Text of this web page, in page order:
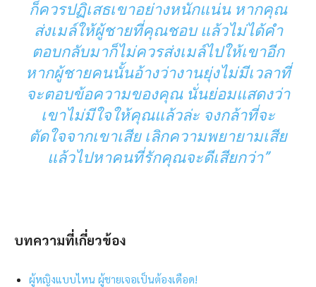
ก็ควรปฏิเสธเขาอย่างหนักแน่น หากคุณ
ส่งเมล์ให้ผู้ชายที่คุณชอบ แล้วไม่ได้คำ
ตอบกลับมาก็ไม่ควรส่งเมล์ไปให้เขาอีก
หากผู้ชายคนนั้นอ้างว่างานยุ่งไม่มีเวลาที่
จะตอบข้อความของคุณ นั่นย่อมแสดงว่า
เขาไม่มีใจให้คุณแล้วล่ะ จงกล้าที่จะ
ตัดใจจากเขาเสีย เลิกความพยายามเสีย
แล้วไปหาคนที่รักคุณจะดีเสียกว่า”
บทความที่เกี่ยวข้อง
ผู้หญิงแบบไหน ผู้ชายเจอเป็นต้องเดือด!